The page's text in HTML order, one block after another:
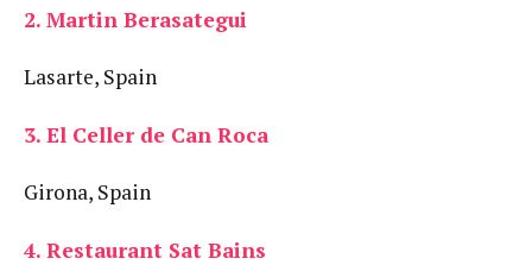
2. Martin Berasategui
Lasarte, Spain
3. El Celler de Can Roca
Girona, Spain
4. Restaurant Sat Bains